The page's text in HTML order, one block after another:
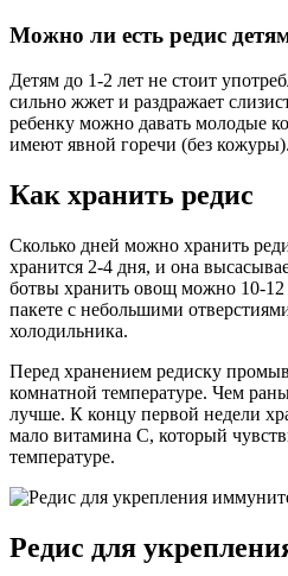
Можно ли есть редис
Детям до 1-2 лет не стоит
сильно жжет и раздражает
ребенку можно давать молодые
имеют явной горечи (без кожуры).
Как хранить редис
Сколько дней можно хранить
хранится 2-4 дня, и она
ботвы хранить овощ можно 10-12
пакете с небольшими
холодильника.
Перед хранением редиску
комнатной температуре. Чем
лучше. К концу первой недели
мало витамина С, который
температуре.
Редис для